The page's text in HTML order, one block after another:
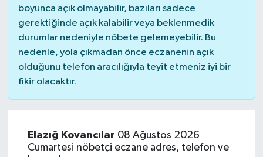
boyunca açık olmayabilir, bazıları sadece
gerektiğinde açık kalabilir veya beklenmedik
durumlar nedeniyle nöbete gelemeyebilir. Bu
nedenle, yola çıkmadan önce eczanenin açık
olduğunu telefon aracılığıyla teyit etmeniz iyi bir
fikir olacaktır.
Elazığ Kovancılar 08 Ağustos 2026
Cumartesi nöbetçi eczane adres, telefon ve